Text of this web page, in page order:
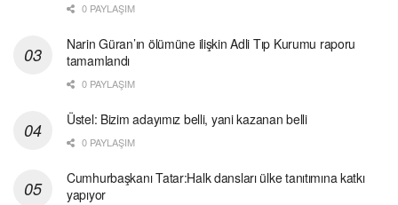
0 PAYLAŞIM
Narin Güran’ın ölümüne ilişkin Adli Tıp Kurumu raporu
tamamlandı
0 PAYLAŞIM
Üstel: Bizim adayımız belli, yani kazanan belli
0 PAYLAŞIM
Cumhurbaşkanı Tatar:Halk dansları ülke tanıtımına katkı
yapıyor